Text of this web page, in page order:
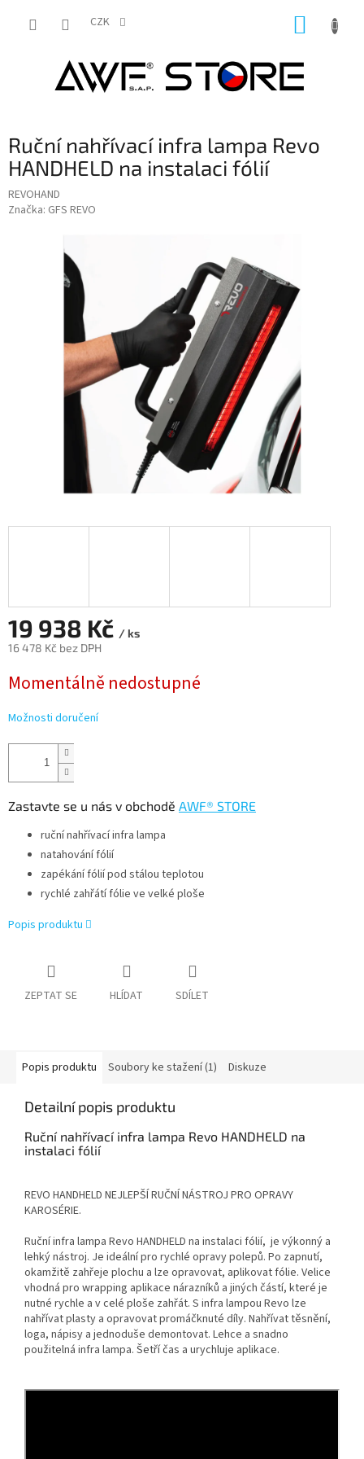
CZK
Ruční nahřívací infra lampa Revo
HANDHELD na instalaci fólií
REVOHAND
Značka: GFS REVO
19 938 Kč / ks
16 478 Kč bez DPH
cena:
Momentálně nedostupné
Možnosti doručení
Zastavte se u nás v obchodě AWF® STORE
ruční nahřívací infra lampa
natahování fólií
zapékání fólií pod stálou teplotou
rychlé zahřátí fólie ve velké ploše
Popis produktu
ZEPTAT SE HLÍDAT SDÍLET
Popis produktu Soubory ke stažení (1) Diskuze
Detailní popis produktu
Ruční nahřívací infra lampa Revo HANDHELD na
instalaci fólií
REVO HANDHELD NEJLEPŠÍ RUČNÍ NÁSTROJ PRO OPRAVY
KAROSÉRIE.
Ruční infra lampa Revo HANDHELD na instalaci fólií, je výkonný a
lehký nástroj. Je ideální pro rychlé opravy polepů. Po zapnutí,
okamžitě zahřeje plochu a lze opravovat, aplikovat fólie. Velice
vhodná pro wrapping aplikace nárazníků a jiných částí, které je
nutné rychle a v celé ploše zahřát. S infra lampou Revo lze
nahřívat plasty a opravovat promáčknuté díly. Nahřívat těsnění,
loga, nápisy a jednoduše demontovat. Lehce a snadno
použitelná infra lampa. Šetří čas a urychluje aplikace.